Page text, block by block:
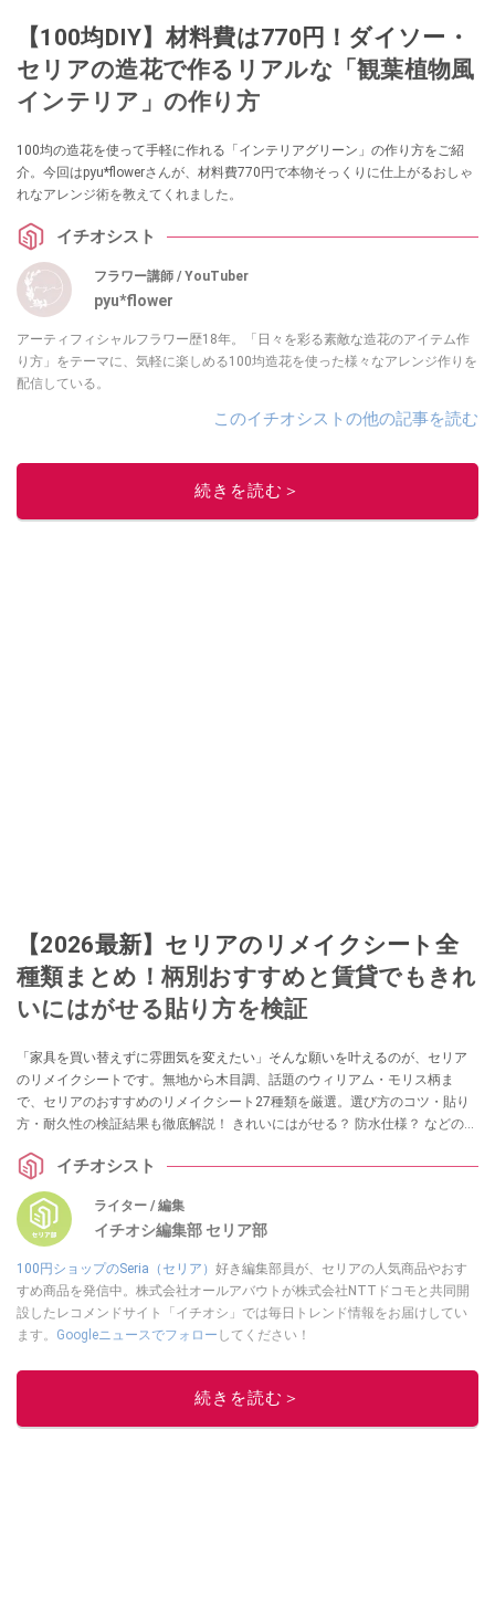
【100均DIY】材料費は770円！ダイソー・
セリアの造花で作るリアルな「観葉植物風
インテリア」の作り方
100均の造花を使って手軽に作れる「インテリアグリーン」の作り方をご紹
介。今回はpyu*flowerさんが、材料費770円で本物そっくりに仕上がるおしゃ
れなアレンジ術を教えてくれました。
イチオシスト
フラワー講師 / YouTuber
pyu*flower
アーティフィシャルフラワー歴18年。「日々を彩る素敵な造花のアイテム作
り方」をテーマに、気軽に楽しめる100均造花を使った様々なアレンジ作りを
配信している。
このイチオシストの他の記事を読む
続きを読む＞
【2026最新】セリアのリメイクシート全
種類まとめ！柄別おすすめと賃貸でもきれ
いにはがせる貼り方を検証
「家具を買い替えずに雰囲気を変えたい」そんな願いを叶えるのが、セリア
のリメイクシートです。無地から木目調、話題のウィリアム・モリス柄ま
で、セリアのおすすめのリメイクシート27種類を厳選。選び方のコツ・貼り
方・耐久性の検証結果も徹底解説！ きれいにはがせる？ 防水仕様？ などの気
てくださいね。
イチオシスト
ライター / 編集
イチオシ編集部 セリア部
100円ショップのSeria（セリア） 好き編集部員が、セリアの人気商品やおす
すめ商品を発信中。株式会社オールアバウトが株式会社NTTドコモと共同開
設したレコメンドサイト「イチオシ」では毎日トレンド情報をお届けしてい
ます。 Googleニュースでフォロー してください！
このイチオシストの他の記事を読む
続きを読む＞